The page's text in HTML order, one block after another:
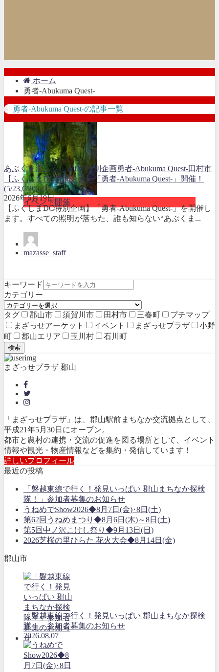
ホーム
勇者-Abukuma Quest-
勇者-Abukuma Quest-の記事一覧
イベント開催
あぶくま洞ふくしまDC特別企画勇者-Abukuma Quest-田村市
【ふくしまDC特別企画】「勇者-Abukuma Quest-」開催！
(5/23,6/20,6/27)
2026年6月19日
【ふくしまDC特別企画】「勇者-Abukuma Quest-」を開催し
ます。すべての照明が落ちた、誰も知らない“あぶくま...
mazasse_staff
キーワード
カテゴリー
タグ 郡山市 須賀川市 田村市 三春町
プチマップ
まざっせアーケット
イベント まざっせプラザ
小野
町
郡山エリア 玉川村 石川町
検索
まざっせプラザ 郡山
「まざっせプラザ」は、郡山駅前まちなか交流拠点として、
平成21年5月30日にオープン。
都市と農村の連携・交流の促進を図る場所として、イベント
情報や観光・物産情報などを集約・発信しています！
詳しいプロフィール
最近の投稿
「磐越東線で行く！発見いっぱい 郡山まちなか探検
隊！」参加者募集のお知らせ
うねめでShow2026◆8月7日(金)･8日(土)
第62回うねめまつり◆8月6日(木)～8日(土)
第5回中ノ沢こけし祭り◆9月13日(日)
2026芝桜の里ひらた 花火大会◆8月14日(金)
郡山市
「磐越東線で行く！発見いっぱい 郡山まちなか探検
隊！」参加者募集のお知らせ
2026.08.07